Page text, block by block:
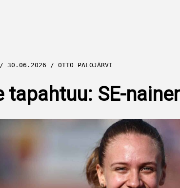
30.06.2026 OTTO PALOJÄRVI
tapahtuu: SE-